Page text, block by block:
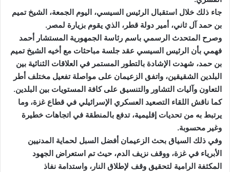
جاء ذلك خلال استقبال الرئيس السيسي، اليوم الجمعة، الشيخ تميم
بن حمد آل ثاني، أمير دولة قطر، الذي يقوم بزيارة لمصر.
وصرح المتحدث الرسمي باسم رئاسة الجمهورية المستشار أحمد
فهمي بأن الرئيس السيسي عقد جلسة مباحثات مع أخيه الشيخ تميم
بن حمد، شهدت الإشادة بالتطور المستمر في العلاقات الثنائية بين
البلدين الشقيقين، واتفق الزعيمان على مواصلة تفعيل مختلف أطر
التعاون وآليات التشاور والتنسيق على كافة المستويات بين البلدين.
كما ناقش اللقاء التصعيد العسكري الإسرائيلي في قطاع غزة، وما
يرتبط به من تحديات إقليمية، تدفع بالمنطقة في اتجاهات خطيرة
وغير محسوبة.
وفي ذلك السياق بحث الزعيمان أفضل السبل لحماية المدنيين
الأبرياء في غزة، ووقف نزيف الدم، حيث تم استعراض الجهود
المكثفة الرامية لتحقيق وقف لإطلاق النار، واستدامة نفاذ